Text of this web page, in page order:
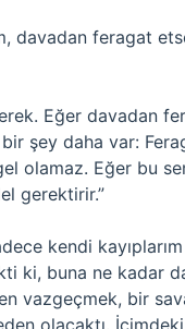
davadan feragat
Eğer davadan
şey daha var:
olamaz. Eğer bu
gerektirir.”
kendi
ki, buna ne kadar
vazgeçmek, bir
olacaktı.